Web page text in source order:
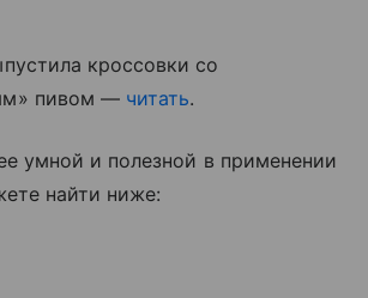
кроссовки со
пивом — читать.
умной и полезной в применении
найти ниже: